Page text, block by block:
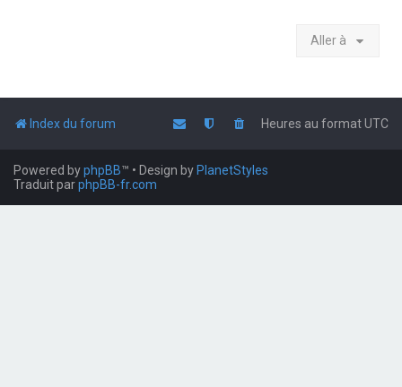
Aller à
Index du forum Heures au formatUTC
Powered byphpBB™ • Design by PlanetStyles
Traduit parphpBB-fr.com